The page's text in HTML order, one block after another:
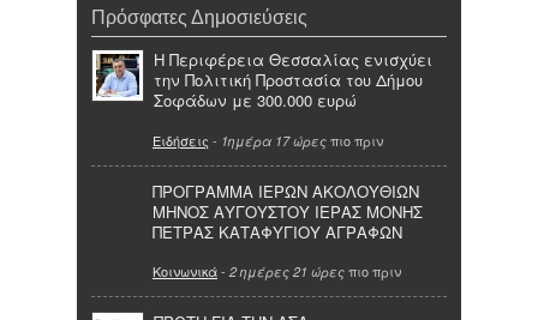
Πρόσφατες Δημοσιεύσεις
Η Περιφέρεια Θεσσαλίας ενισχύει
την Πολιτική Προστασία του Δήμου
Σοφάδων με 300.000 ευρώ
Ειδήσεις - 1ημέρα 17 ώρες πιο πριν
ΠΡΟΓΡΑΜΜΑ ΙΕΡΩΝ ΑΚΟΛΟΥΘΙΩΝ
ΜΗΝΟΣ ΑΥΓΟΥΣΤΟΥ ΙΕΡΑΣ ΜΟΝΗΣ
ΠΕΤΡΑΣ ΚΑΤΑΦΥΓΙΟΥ ΑΓΡΑΦΩΝ
Κοινωνικά- 2 ημέρες 21 ώρες πιο πριν